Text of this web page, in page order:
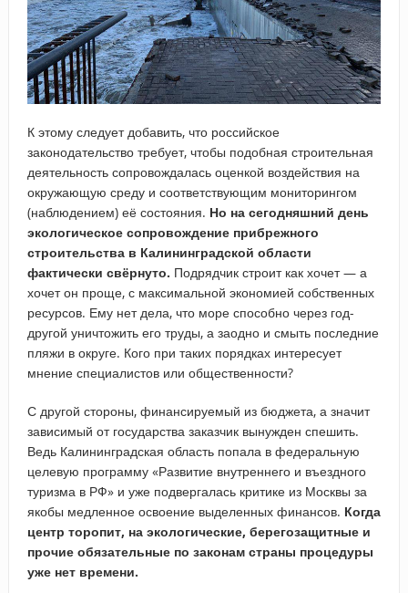
К этому следует добавить, что российское
законодательство требует, чтобы подобная строительная
деятельность сопровождалась оценкой воздействия на
окружающую среду и соответствующим мониторингом
(наблюдением) её состояния. Но на сегодняшний день
экологическое сопровождение прибрежного
строительства в Калининградской области
фактически свёрнуто. Подрядчик строит как хочет — а
хочет он проще, с максимальной экономией собственных
ресурсов. Ему нет дела, что море способно через год-
другой уничтожить его труды, а заодно и смыть последние
пляжи в округе. Кого при таких порядках интересует
мнение специалистов или общественности?
С другой стороны, финансируемый из бюджета, а значит
зависимый от государства заказчик вынужден спешить.
Ведь Калининградская область попала в федеральную
целевую программу «Развитие внутреннего и въездного
туризма в РФ» и уже подвергалась критике из Москвы за
якобы медленное освоение выделенных финансов. Когда
центр торопит, на экологические, берегозащитные и
прочие обязательные по законам страны процедуры
уже нет времени.